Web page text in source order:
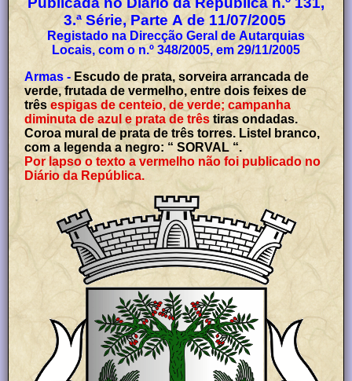
3.ª Série, Parte A de 11/07/2005
Registado na Direcção Geral de Autarquias
Locais, com o n.º 348/2005, em 29/11/2005
Armas - Escudo de prata, sorveira arrancada de
verde, frutada de vermelho, entre dois feixes de
trêsespigas de centeio, de verde; campanha
diminuta de azul e prata de três tiras ondadas.
Coroa mural de prata de três torres. Listel branco,
com a legenda a negro: “ SORVAL “.
Por lapso o texto a vermelho não foi publicado no
Diário da República.